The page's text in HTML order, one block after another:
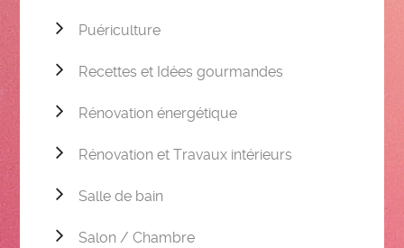
Puériculture
Recettes et Idées gourmandes
Rénovation énergétique
Rénovation et Travaux intérieurs
Salle de bain
Salon / Chambre